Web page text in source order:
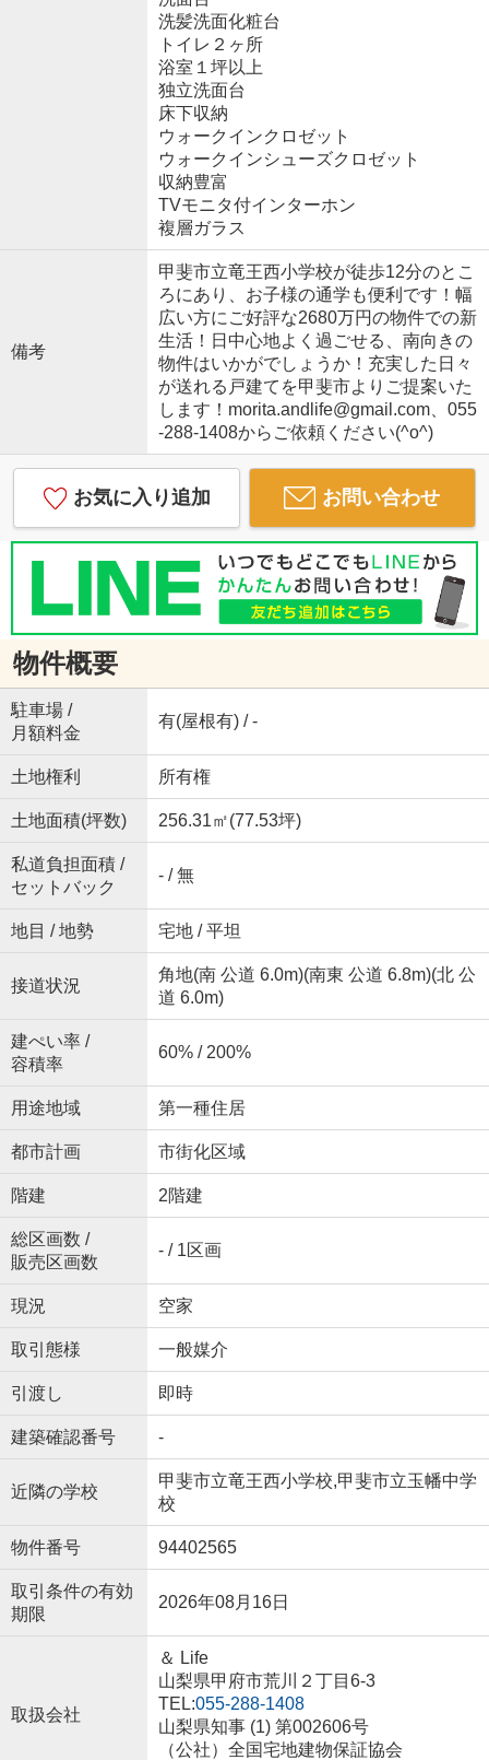
洗髪洗面化粧台
トイレ２ヶ所
浴室１坪以上
独立洗面台
床下収納
ウォークインクロゼット
ウォークインシューズクロゼット
収納豊富
TVモニタ付インターホン
複層ガラス
備考
甲斐市立竜王西小学校が徒歩12分のとこ
ろにあり、お子様の通学も便利です！幅
広い方にご好評な2680万円の物件での新
生活！日中心地よく過ごせる、南向きの
物件はいかがでしょうか！充実した日々
が送れる戸建てを甲斐市よりご提案いた
します！morita.andlife@gmail.com、055
-288-1408からご依頼ください(^o^)
お気に入り追加 お問い合わせ
物件概要
駐車場 /
月額料金
有(屋根有) / -
土地権利 所有権
土地面積(坪数) 256.31㎡(77.53坪)
私道負担面積 /
セットバック
- / 無
地目 / 地勢 宅地 / 平坦
接道状況
角地(南 公道 6.0m)(南東 公道 6.8m)(北 公
道 6.0m)
建ぺい率 /
容積率
60% / 200%
用途地域 第一種住居
都市計画 市街化区域
階建 2階建
総区画数 /
販売区画数
- / 1区画
現況 空家
取引態様 一般媒介
引渡し 即時
建築確認番号 -
近隣の学校
甲斐市立竜王西小学校,甲斐市立玉幡中学
校
物件番号 94402565
取引条件の有効
期限
2026年08月16日
取扱会社
＆ Life
山梨県甲府市荒川２丁目6-3
TEL:055-288-1408
山梨県知事 (1) 第002606号
（公社）全国宅地建物保証協会